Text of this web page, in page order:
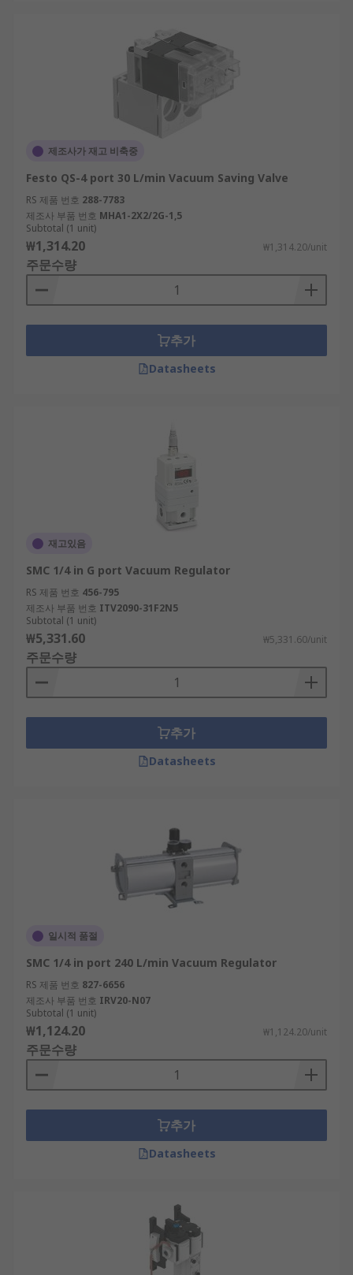
제조사가 재고 비축중
Festo QS-4 port 30 L/min Vacuum Saving Valve
RS 제품 번호 288-7783
제조사 부품 번호 MHA1-2X2/2G-1,5
Subtotal (1 unit)
₩1,314.20 ₩1,314.20/unit
주문수량
추가
Datasheets
재고있음
SMC 1/4 in G port Vacuum Regulator
RS 제품 번호 456-795
제조사 부품 번호 ITV2090-31F2N5
Subtotal (1 unit)
₩5,331.60 ₩5,331.60/unit
주문수량
추가
Datasheets
일시적 품절
SMC 1/4 in port 240 L/min Vacuum Regulator
RS 제품 번호 827-6656
제조사 부품 번호 IRV20-N07
Subtotal (1 unit)
₩1,124.20 ₩1,124.20/unit
주문수량
추가
Datasheets